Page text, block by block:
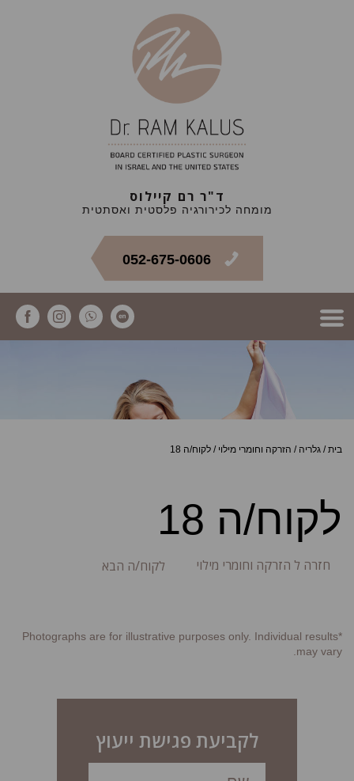
ד"ר רם קיילוס
מומחה לכירורגיה פלסטית ואסתטית
052-675-0606
בית/ גלריה / הזרקה וחומרי מילוי / לקוח/ה 18
לקוח/ה 18
חזרה ל הזרקה וחומרי מילוי לקוח/ה הבא
*Photographs are for illustrative purposes only. Individual results
may vary.
לקביעת פגישת ייעוץ